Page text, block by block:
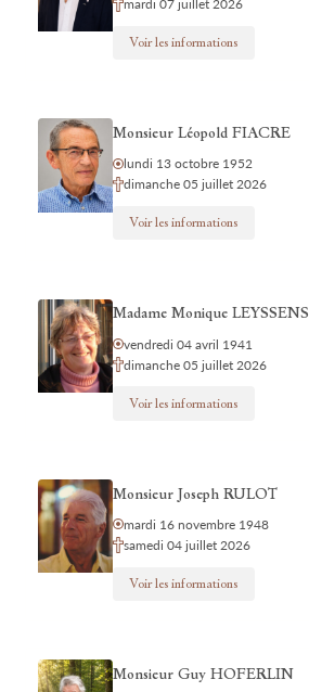
mardi 07 juillet 2026
Voir les informations
Monsieur Léopold FIACRE
lundi 13 octobre 1952
dimanche 05 juillet 2026
Voir les informations
Madame Monique LEYSSENS
vendredi 04 avril 1941
dimanche 05 juillet 2026
Voir les informations
Monsieur Joseph RULOT
mardi 16 novembre 1948
samedi 04 juillet 2026
Voir les informations
Monsieur Guy HOFERLIN